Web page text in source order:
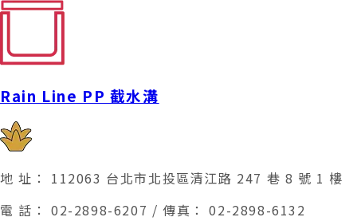
Rain Line PP 截水溝
地 址： 112063 台北市北投區清江路 247 巷 8 號 1 樓
電 話： 02-2898-6207 / 傳真：02-2898-6132
TK·RF 系列陰井
20型 PP截水溝
CN 系列水溝